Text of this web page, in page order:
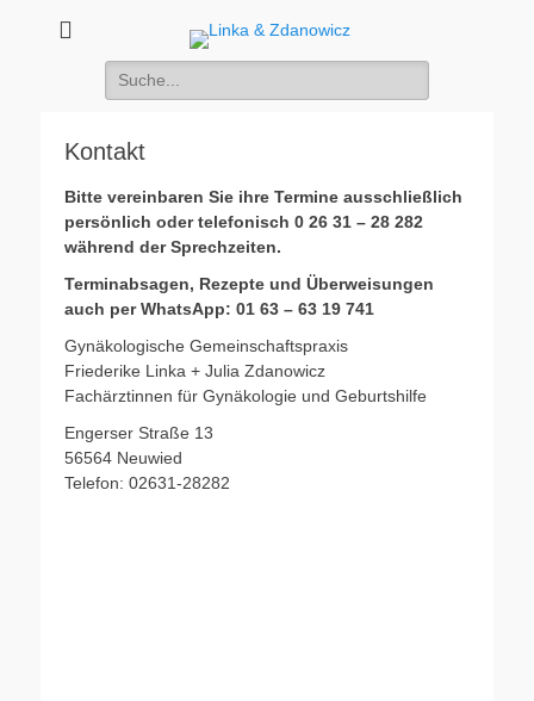
Linka & Zdanowicz
Gynäkologische Gemeinschaftspraxis
Suchen
nach:
Kontakt
Bitte vereinbaren Sie ihre Termine ausschließlich
persönlich oder telefonisch 0 26 31 – 28 282
während der Sprechzeiten.
Terminabsagen, Rezepte und Überweisungen
auch per WhatsApp: 01 63 – 63 19 741
Gynäkologische Gemeinschaftspraxis
Friederike Linka + Julia Zdanowicz
Fachärztinnen für Gynäkologie und Geburtshilfe
Engerser Straße 13
56564 Neuwied
Telefon: 02631-28282